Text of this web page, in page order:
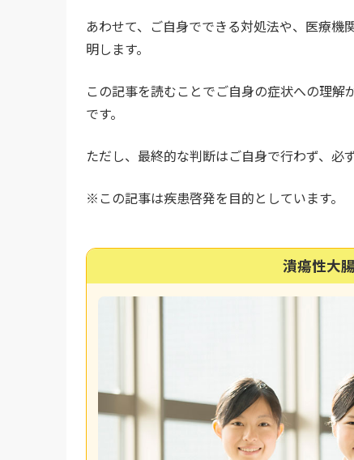
あわせて、ご自身でできる対処法や、医療
明します。
この記事を読むことでご自身の症状への理
です。
ただし、最終的な判断はご自身で行わず、必
※この記事は疾患啓発を目的としています。
潰瘍性大